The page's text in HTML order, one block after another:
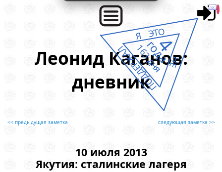
Леонид Каганов:
дневник
<< предыдущая заметка следующая заметка >>
10 июля 2013
Якутия: сталинские лагеря
Я ЭТО
НЕ
ПОДДЕРЖАЛ4
года
163 дня